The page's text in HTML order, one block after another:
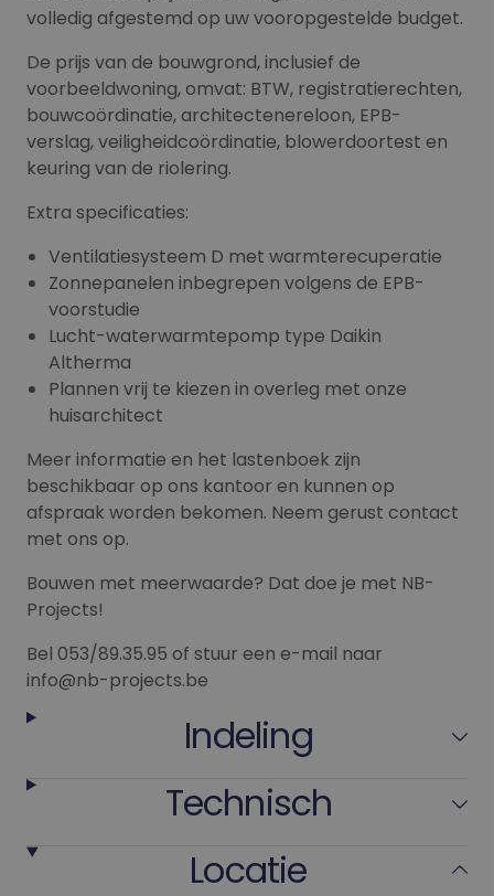
volledig afgestemd op uw vooropgestelde budget.
De prijs van de bouwgrond, inclusief de
voorbeeldwoning, omvat: BTW, registratierechten,
bouwcoördinatie, architectenereloon, EPB-
verslag, veiligheidcoördinatie, blowerdoortest en
keuring van de riolering.
Extra specificaties:
Ventilatiesysteem D met warmterecuperatie
Zonnepanelen inbegrepen volgens de EPB-
voorstudie
Lucht-waterwarmtepomp type Daikin
Altherma
Plannen vrij te kiezen in overleg met onze
huisarchitect
Meer informatie en het lastenboek zijn
beschikbaar op ons kantoor en kunnen op
afspraak worden bekomen. Neem gerust contact
met ons op.
Bouwen met meerwaarde? Dat doe je met NB-
Projects!
Bel 053/89.35.95 of stuur een e-mail naar
info@nb-projects.be
Indeling
Technisch
Locatie